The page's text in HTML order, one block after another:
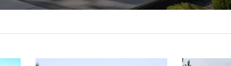
Reja de metal
Cercado de acero corten
Noticias de la empresa Noticias de la